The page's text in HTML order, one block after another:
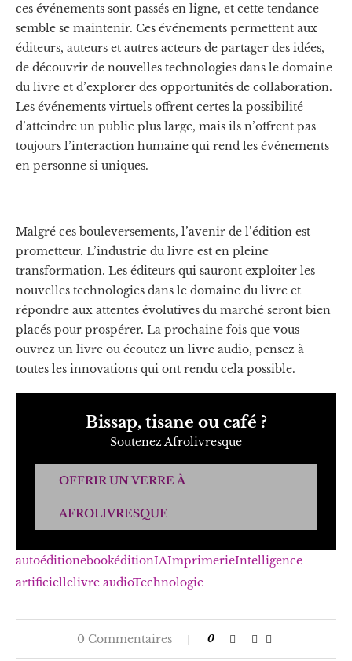
ces événements sont passés en ligne, et cette tendance
semble se maintenir. Ces événements permettent aux
éditeurs, auteurs et autres acteurs de partager des idées,
de découvrir de nouvelles technologies dans le domaine
du livre et d’explorer des opportunités de collaboration​.
Les événements virtuels offrent certes la possibilité
d’atteindre un public plus large, mais ils n’offrent pas
toujours l’interaction humaine qui rend les événements
en personne si uniques.​
Malgré ces bouleversements, l’avenir de l’édition est
prometteur. L’industrie du livre est en pleine
transformation. Les éditeurs qui sauront exploiter les
nouvelles technologies dans le domaine du livre et
répondre aux attentes évolutives du marché seront bien
placés pour prospérer. La prochaine fois que vous
ouvrez un livre ou écoutez un livre audio, pensez à
toutes les innovations qui ont rendu cela possible.
Bissap, tisane ou café ?
Soutenez Afrolivresque
OFFRIR UN VERRE À
AFROLIVRESQUE
autoéditionebookéditionIAImprimerieIntelligence
artificiellelivre audioTechnologie
0 Commentaires 0